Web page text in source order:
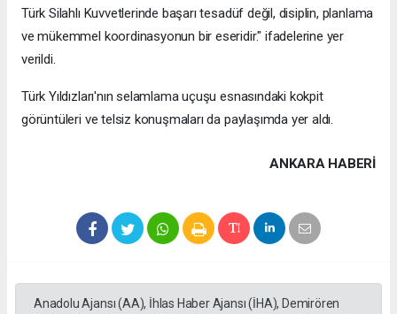
Türk Silahlı Kuvvetlerinde başarı tesadüf değil, disiplin, planlama
ve mükemmel koordinasyonun bir eseridir." ifadelerine yer
verildi.
Türk Yıldızları'nın selamlama uçuşu esnasındaki kokpit
görüntüleri ve telsiz konuşmaları da paylaşımda yer aldı.
ANKARA HABERİ
Anadolu Ajansı (AA), İhlas Haber Ajansı (İHA), Demirören